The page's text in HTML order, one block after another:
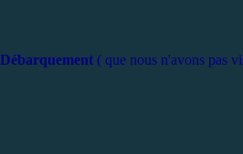
( que nous n'avons pas